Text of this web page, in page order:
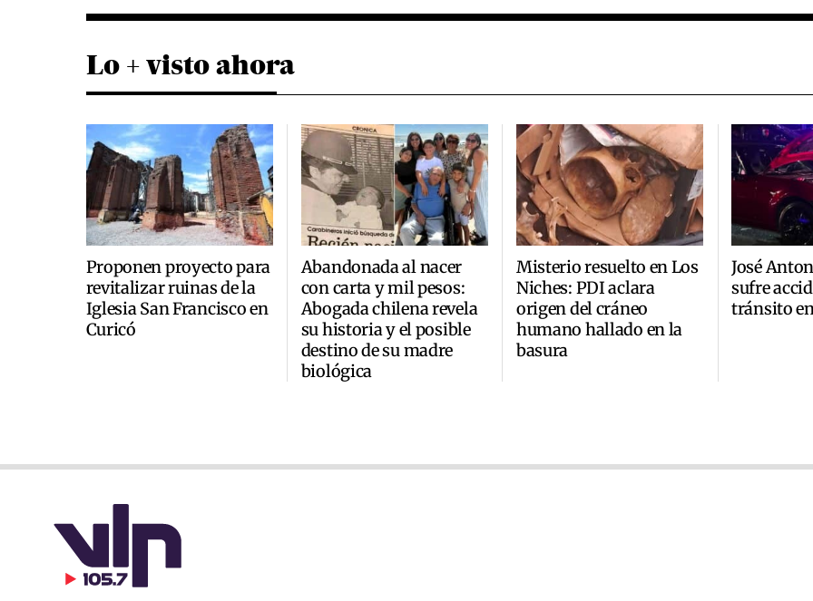
Lo + visto ahora
Proponen proyecto para
revitalizar ruinas de la
Iglesia San Francisco en
Curicó
Abandonada al nacer
con carta y mil pesos:
Abogada chilena revela
su historia y el posible
destino de su madre
biológica
Misterio resuelto en Los
Niches: PDI aclara
origen del cráneo
humano hallado en la
basura
José
sufre
tránsito